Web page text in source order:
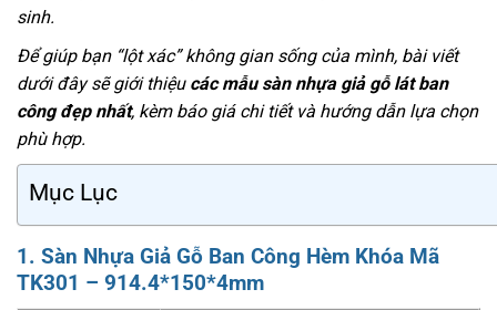
sinh.
Để giúp bạn “lột xác” không gian sống của mình, bài viết
dưới đây sẽ giới thiệu các mẫu sàn nhựa giả gỗ lát ban
công đẹp nhất, kèm báo giá chi tiết và hướng dẫn lựa chọn
phù hợp.
Mục Lục
1. Sàn Nhựa Giả Gỗ Ban Công Hèm Khóa Mã
TK301 – 914.4*150*4mm